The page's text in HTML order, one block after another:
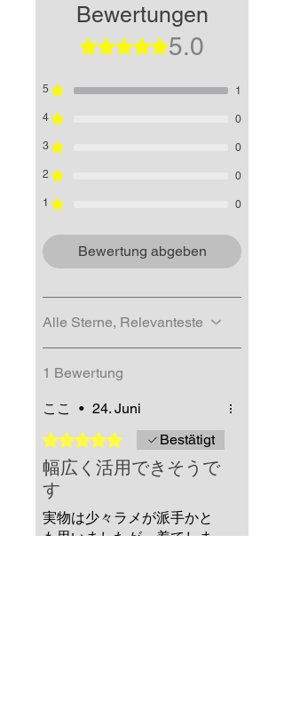
Bewertungen
Mit 5 von 5 Sternen bewertet.
5.0
5 1
4 0
3 0
2 0
1 0
Bewertung abgeben
Alle Sterne, Relevanteste
1 Bewertung
ここ • 24. Juni
Mit 5 von 5 Sternen bewertet.
Bestätigt
幅広く活用できそうで
す
実物は少々ラメが派手かと
も思いましたが、着てしま